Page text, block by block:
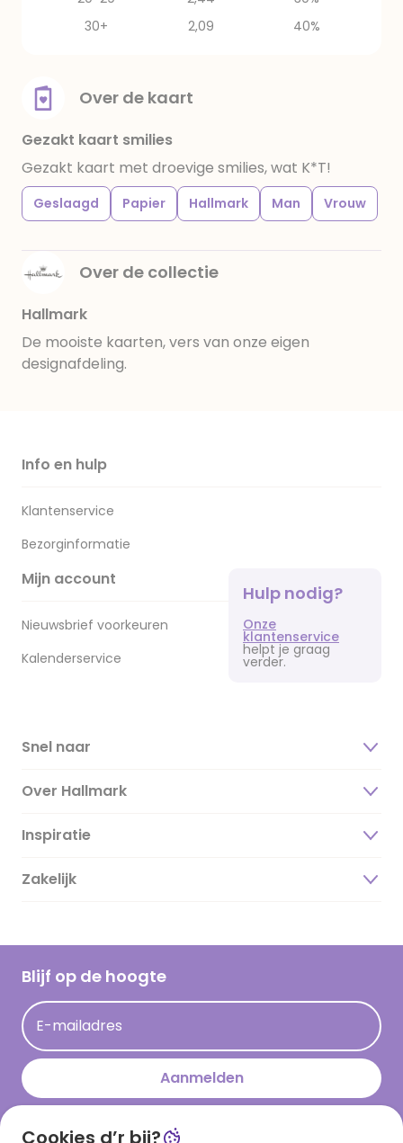
30+
2,09 40%
Over de kaart
Gezakt kaart smilies
Gezakt kaart met droevige smilies, wat K*T!
Geslaagd Papier Hallmark Man Vrouw
Over de collectie
Hallmark
De mooiste kaarten, vers van onze eigen
designafdeling.
Info en hulp
Klantenservice
Bezorginformatie
Mijn account
Nieuwsbrief voorkeuren
Kalenderservice
Hulp nodig?
Onze
klantenservice
helpt je graag
verder.
Snel naar
Over Hallmark
Over ons
Duurzaamheid
Hallmark Kaartclub
Acties
Persberichten
Hallmark en Kinderpostzegels
Inspiratie
Magazine
Cadeau inspiratie
Kaartinspiratie
Zakelijk
Blijf op de hoogte
E-mailadres
Aanmelden
Cookies d’r bij?